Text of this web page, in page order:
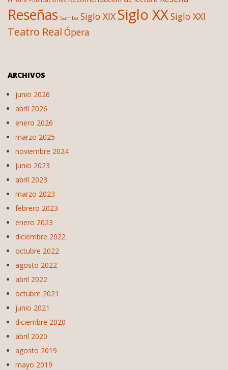
Reseñas Samba Siglo XIX Siglo XXSiglo XXI
Teatro Real Ópera
ARCHIVOS
junio 2026
abril 2026
enero 2026
marzo 2025
noviembre 2024
junio 2023
abril 2023
marzo 2023
febrero 2023
enero 2023
diciembre 2022
octubre 2022
agosto 2022
abril 2022
octubre 2021
junio 2021
diciembre 2020
abril 2020
agosto 2019
mayo 2019